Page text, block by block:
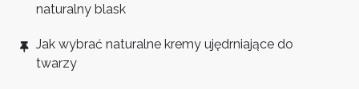
naturalny blask
Jak wybrać naturalne kremy ujędrniające do
twarzy